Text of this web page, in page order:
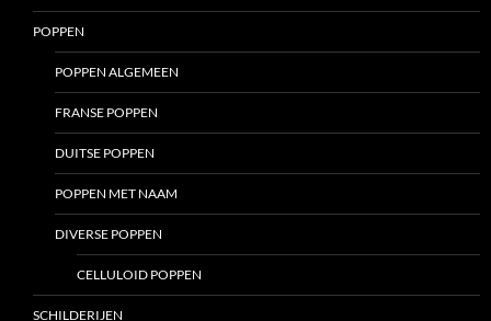
POPPEN
POPPEN ALGEMEEN
FRANSE POPPEN
DUITSE POPPEN
POPPEN MET NAAM
DIVERSE POPPEN
CELLULOID POPPEN
SCHILDERIJEN